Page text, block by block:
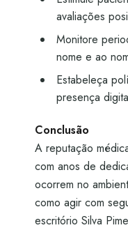
avaliações
Monitore
nome e ao
Estabeleça
presença
Conclusão
A reputação
com anos de
ocorrem no
como agir com
escritório Silva